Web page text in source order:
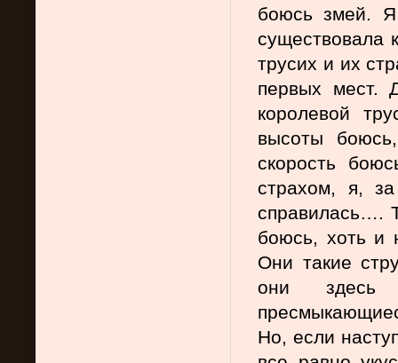
боюсь змей.
существовала
трусих и их
первых мест.
королевой
высоты
скорость
страхом, я,
справилась….
боюсь, хоть и
Они такие
они здесь
Но, если